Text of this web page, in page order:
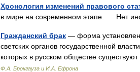
Хронология изменений правового
в мире на современном этапе. Нет
Гражданский брак — форма
светских органов государственной
которых в русском обществе
Ф.А. Брокгауза и И.А. Ефрона